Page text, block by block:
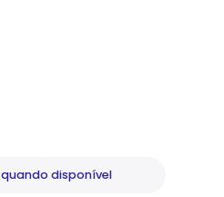
quando disponível